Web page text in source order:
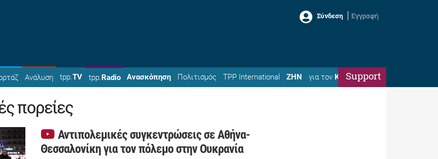
Σύνδεση Εγγραφή
Ανάλυση tpp.TV tpp.Radio Ανασκόπηση Πολιτισμός TPP International ΖΗΝ για τον ΚώσταSupport
πορείες
Αντιπολεμικές συγκεντρώσεις σε Αθήνα-
Θεσσαλονίκη για τον πόλεμο στην Ουκρανία